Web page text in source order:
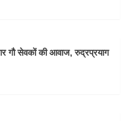
गौ सेवकों की आवाज, रुद्रप्रयाग